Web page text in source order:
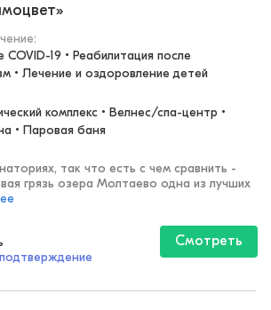
:
COVID-19 • Реабилитация после
• Лечение и оздоровление детей
комплекс • Велнес/спа-центр •
• Паровая баня
так что есть с чем сравнить -
грязь озера Молтаево одна из лучших
Смотреть